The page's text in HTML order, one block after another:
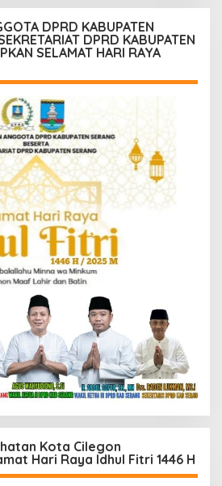
DPRD KABUPATEN
DPRD KABUPATEN
SELAMAT HARI RAYA
Kota Cilegon
Hari Raya Idhul Fitri 1446 H